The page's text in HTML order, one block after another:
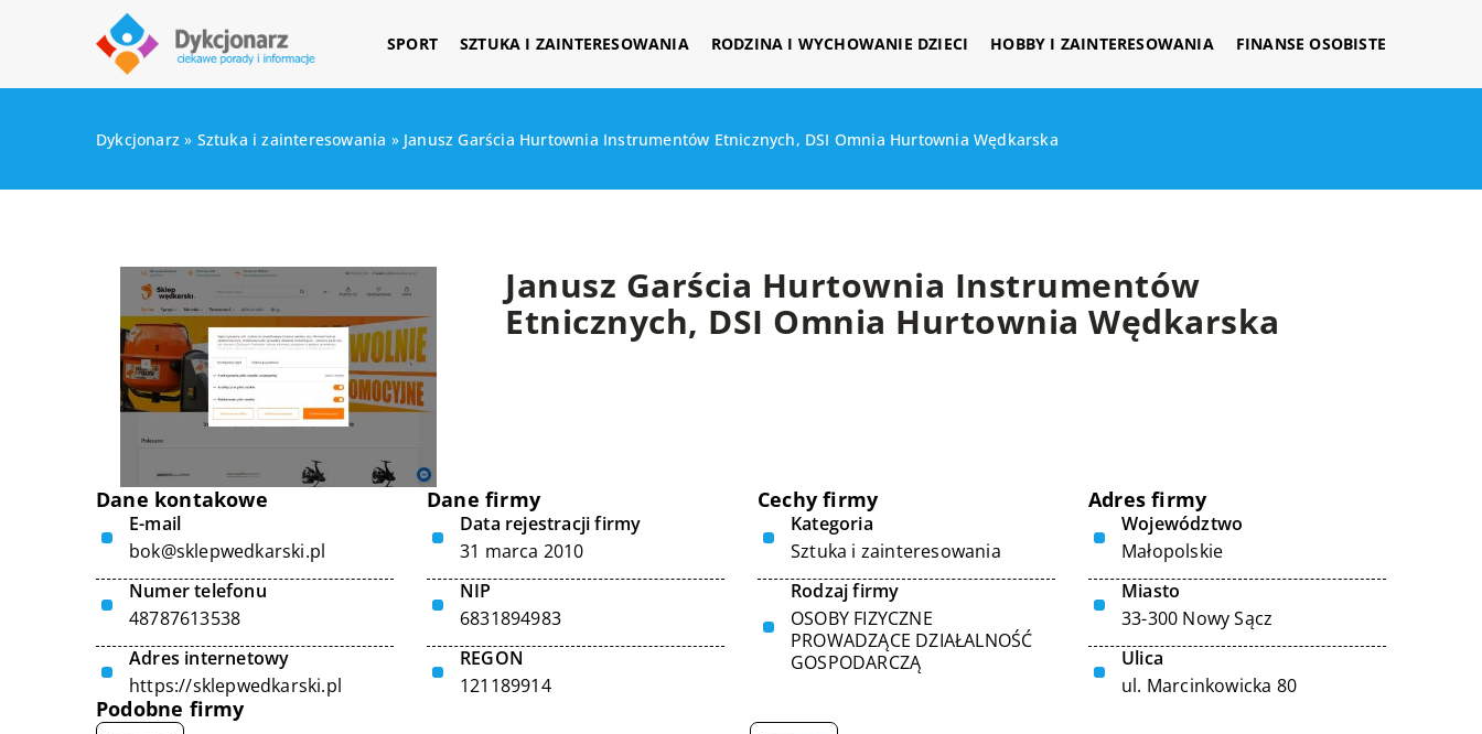
SPORT SZTUKA I ZAINTERESOWANIA RODZINA I WYCHOWANIE DZIECI HOBBY I ZAINTERESOWANIA FINANSE OSOBISTE
Dykcjonarz » Sztuka i zainteresowania » Janusz Garścia Hurtownia Instrumentów Etnicznych, DSI Omnia Hurtownia Wędkarska
Janusz Garścia Hurtownia Instrumentów
Etnicznych, DSI Omnia Hurtownia Wędkarska
Dane kontakowe
E-mail
bok@sklepwedkarski.pl
Numer telefonu
48787613538
Adres internetowy
https://sklepwedkarski.pl
Dane firmy
Data rejestracji firmy
31 marca 2010
NIP
6831894983
REGON
121189914
Cechy firmy
Kategoria
Sztuka i zainteresowania
Rodzaj firmy
OSOBY FIZYCZNE
PROWADZĄCE DZIAŁALNOŚĆ
GOSPODARCZĄ
Adres firmy
Województwo
Małopolskie
Miasto
33-300 Nowy Sącz
Ulica
ul. Marcinkowicka 80
Podobne firmy